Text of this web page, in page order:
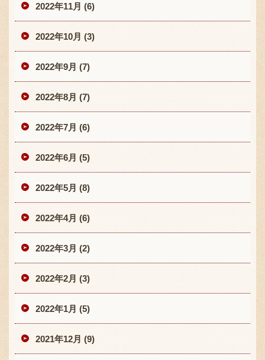
2022年11月 (6)
2022年10月 (3)
2022年9月 (7)
2022年8月 (7)
2022年7月 (6)
2022年6月 (5)
2022年5月 (8)
2022年4月 (6)
2022年3月 (2)
2022年2月 (3)
2022年1月 (5)
2021年12月 (9)